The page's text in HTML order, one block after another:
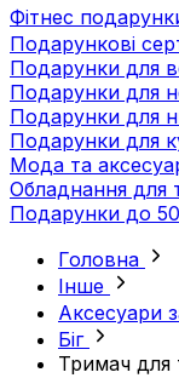
Фітнес
Подарункові
Подарунки для
Подарунки для
Подарунки для
Подарунки для
Мода та
Обладнання для
Подарунки до
Головна
Інше
Аксесуари
Біг
Тримач для